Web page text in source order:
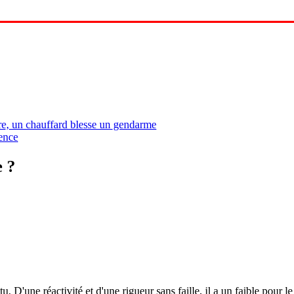
un chauffard blesse un gendarme
?
D'une réactivité et d'une rigueur sans faille, il a un faible pour